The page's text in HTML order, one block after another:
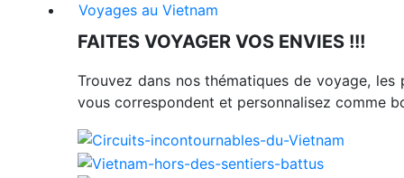
Voyages au Vietnam
FAITES VOYAGER VOS ENVIES !!!
Trouvez dans nos thématiques de voyage,
vous correspondent et personnalisez comme